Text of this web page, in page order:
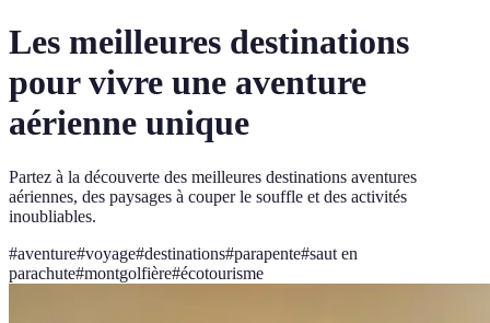
Les meilleures destinations
pour vivre une aventure
aérienne unique
Partez à la découverte des meilleures destinations aventures
aériennes, des paysages à couper le souffle et des activités
inoubliables.
#aventure#voyage#destinations#parapente#saut en
parachute#montgolfière#écotourisme